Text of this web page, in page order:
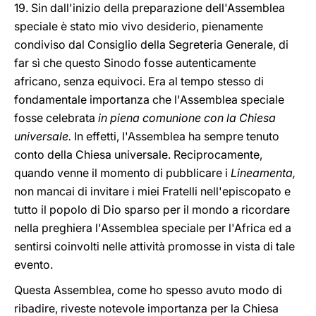
19. Sin dall'inizio della preparazione dell'Assemblea
speciale è stato mio vivo desiderio, pienamente
condiviso dal Consiglio della Segreteria Generale, di
far sì che questo Sinodo fosse autenticamente
africano, senza equivoci. Era al tempo stesso di
fondamentale importanza che l'Assemblea speciale
fosse celebrata in piena comunione con la Chiesa
universale. In effetti, l'Assemblea ha sempre tenuto
conto della Chiesa universale. Reciprocamente,
quando venne il momento di pubblicare i Lineamenta,
non mancai di invitare i miei Fratelli nell'episcopato e
tutto il popolo di Dio sparso per il mondo a ricordare
nella preghiera l'Assemblea speciale per l'Africa ed a
sentirsi coinvolti nelle attività promosse in vista di tale
evento.
Questa Assemblea, come ho spesso avuto modo di
ribadire, riveste notevole importanza per la Chiesa